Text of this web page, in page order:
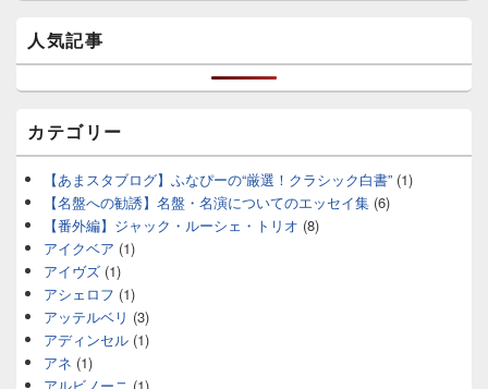
人気記事
カテゴリー
【あまスタブログ】ふなぴーの“厳選！クラシック白書” (1)
【名盤への勧誘】名盤・名演についてのエッセイ集 (6)
【番外編】ジャック・ルーシェ・トリオ (8)
アイクベア (1)
アイヴズ (1)
アシェロフ (1)
アッテルベリ (3)
アディンセル (1)
アネ (1)